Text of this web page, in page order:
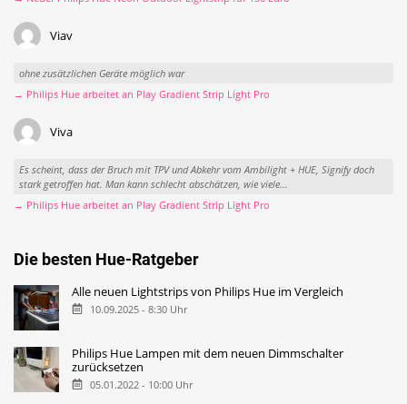
Viav
ohne zusätzlichen Geräte möglich war
→ Philips Hue arbeitet an Play Gradient Strip Light Pro
Viva
Es scheint, dass der Bruch mit TPV und Abkehr vom Ambilight + HUE, Signify doch
stark getroffen hat. Man kann schlecht abschätzen, wie viele...
→ Philips Hue arbeitet an Play Gradient Strip Light Pro
Die besten Hue-Ratgeber
Alle neuen Lightstrips von Philips Hue im Vergleich
10.09.2025 - 8:30 Uhr
Philips Hue Lampen mit dem neuen Dimmschalter
zurücksetzen
05.01.2022 - 10:00 Uhr